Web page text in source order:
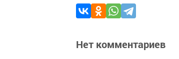
Нет комментариев